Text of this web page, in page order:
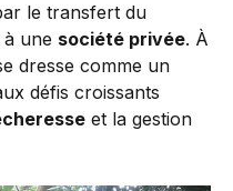
le transfert du
à une société privée. À
dresse comme un
défis croissants
et la gestion